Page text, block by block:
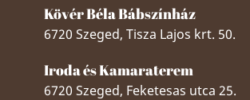
Kövér Béla Bábszínház
6720 Szeged, Tisza Lajos krt. 50.
Iroda és Kamaraterem
6720 Szeged, Feketesas utca 25.